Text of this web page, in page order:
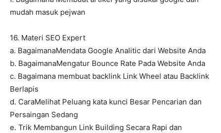
mudah masuk pejwan
16. Materi SEO Expert
a. BagaimanaMendata Google Analitic dari Website Anda
b. BagaimanaMengatur Bounce Rate Pada Website Anda
c. Bagaimana membuat backlink Link Wheel atau Backlink
Berlapis
d. CaraMelihat Peluang kata kunci Besar Pencarian dan
Persaingan Sedang
e. Trik Membangun Link Building Secara Rapi dan